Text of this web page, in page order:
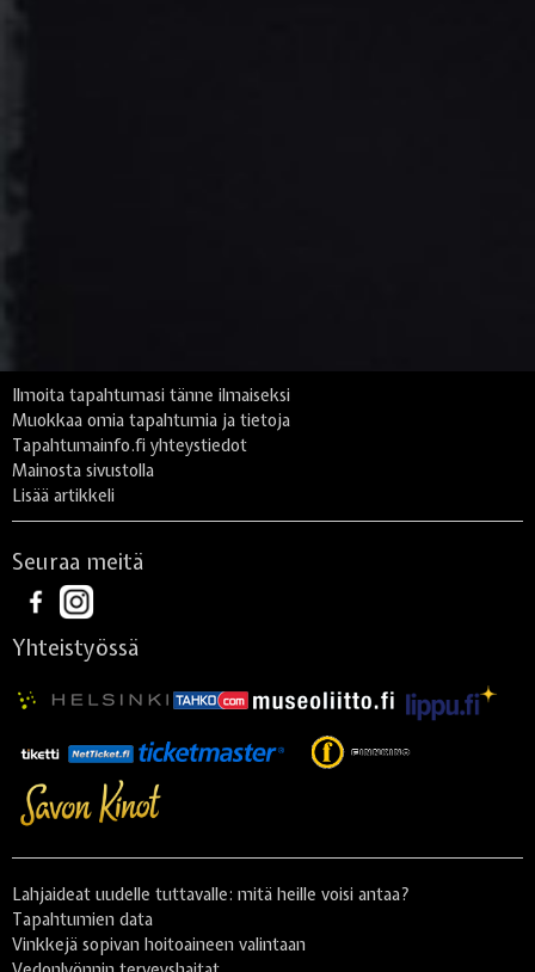
Ilmoita tapahtumasi tänne ilmaiseksi
Muokkaa omia tapahtumia ja tietoja
Tapahtumainfo.fi yhteystiedot
Mainosta sivustolla
Lisää artikkeli
Seuraa meitä
Yhteistyössä
Lahjaideat uudelle tuttavalle: mitä heille voisi antaa?
Tapahtumien data
Vinkkejä sopivan hoitoaineen valintaan